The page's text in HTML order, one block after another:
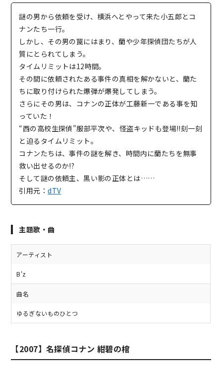
謎の男から依頼を受け、横浜へとやって来た小五郎とコ
ナンたち一行。
しかし、その男の罠にはまり、蘭や少年探偵団たちが人
質にとられてしまう。
タイムリミットは12時間。
その間に依頼されたある事件の真相を解かないと、蘭た
ちに取り付けられた爆弾が爆発してしまう。
さらにその男は、コナンの正体が工藤新一である事を知
っていた！
“西の高校生探偵”服部平次や、怪盗キッドも登場!!刻一刻
と迫るタイムリミット。
コナンたちは、事件の謎を解き、時間内に蘭たちを無事
救い出せるのか!?
そして謎の依頼主、黒い影の正体とは……
引用元：dTV
主題歌・曲
アーティスト
B'z
曲名
ゆるぎないものひとつ
【2007】名探偵コナン 紺碧の棺